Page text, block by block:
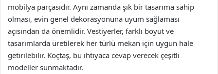
mobilya parçasıdır. Aynı zamanda şık bir tasarıma sahip
olması, evin genel dekorasyonuna uyum sağlaması
açısından da önemlidir. Vestiyerler, farklı boyut ve
tasarımlarda üretilerek her türlü mekan için uygun hale
getirilebilir. Koçtaş, bu ihtiyaca cevap verecek çeşitli
modeller sunmaktadır.